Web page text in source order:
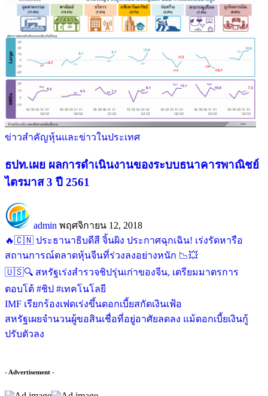
ข่าวสำคัญหุ้นและข่าวในประเทศ
ธปท.เผย ผลการดำเนินงานของระบบธนาคารพาณิชย์
ไตรมาส 3 ปี 2561
admin พฤศจิกายน 12, 2018
🔥🇨🇳 ประธานาธิบดีสี จิ้นผิง ประกาศฉุกเฉิน! เร่งรัดหารือ
สถานการณ์ตลาดหุ้นจีนที่ร่วงลงอย่างหนัก 📉💥
🇺🇸🔍 สหรัฐเร่งสำรวจชิปรุ่นเก่าของจีน, เตรียมมาตรการ
ตอบโต้ #ชิป #เทคโนโลยี
IMF เรียกร้องเฟดเร่งขึ้นดอกเบี้ยสกัดเงินเฟ้อ
สหรัฐเผยจำนวนผู้ขอสินเชื่อที่อยู่อาศัยลดลง แม้ดอกเบี้ยเงินกู้
ปรับตัวลง
- Advertisement -